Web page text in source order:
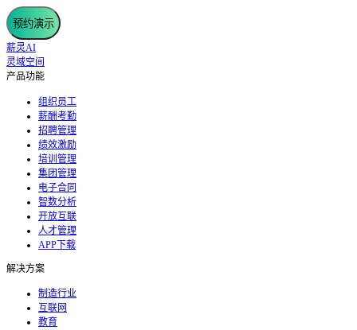
预约演示
薪灵AI
灵域空间
产品功能
组织员工
薪酬考勤
招聘管理
绩效激励
培训管理
集团管理
电子合同
智数分析
开放互联
人才管理
APP下载
解决方案
制造行业
互联网
教育